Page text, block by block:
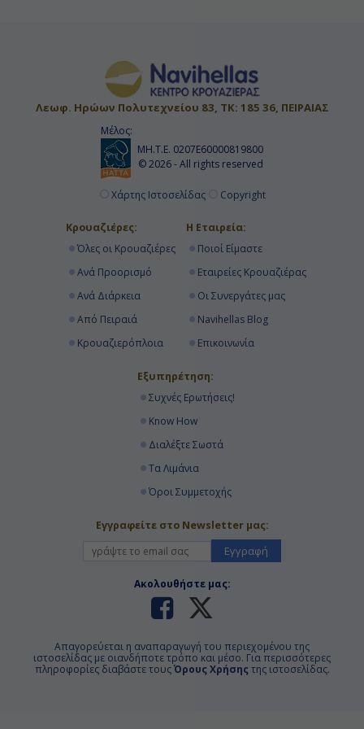
Δεκαημερες Κρουαζιερες
Κρουαζιερα Norwegian Prima
Λεωφ. Ηρώων Πολυτεχνείου 83, ΤΚ: 185 36, ΠΕΙΡΑΙΑΣ
Μέλος:
ΜΗ.Τ.Ε. 0207Ε60000819800
© 2026 - All rights reserved
Χάρτης Ιστοσελίδας Copyright
Κρουαζιέρες:
Όλες οι Κρουαζιέρες
Ανά Προορισμό
Ανά Διάρκεια
Από Πειραιά
Κρουαζιερόπλοια
Η Εταιρεία:
Ποιοί Είμαστε
Εταιρείες Κρουαζιέρας
Οι Συνεργάτες μας
Navihellas Blog
Επικοινωνία
Εξυπηρέτηση:
Συχνές Ερωτήσεις!
Know How
Διαλέξτε Σωστά
Τα Λιμάνια
Όροι Συμμετοχής
Εγγραφείτε στο Newsletter μας:
Εγγραφή
Ακολουθήστε μας:
Απαγορεύεται η αναπαραγωγή του περιεχομένου της
ιστοσελίδας με οιανδήποτε τρόπο και μέσο. Για περισσότερες
πληροφορίες διαβάστε τουςΌρους Χρήσης της ιστοσελίδας.